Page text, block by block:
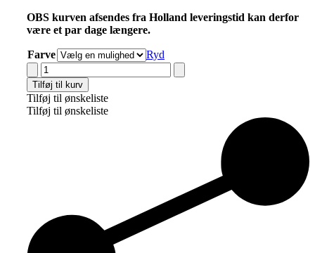
OBS kurven afsendes fra Holland leveringstid kan derfor
være et par dage længere.
Farve
Ryd
Hammerhus
Fairtrade
Original
rund
Bolga
Tilføj til kurv
Tilføj til ønskeliste
Tilføj til ønskeliste